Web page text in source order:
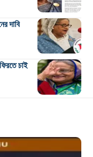
দাবি
চাই